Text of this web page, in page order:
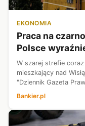
EKONOMIA
Praca na
Polsce
W szarej strefie
mieszkający nad
"Dziennik Gazeta
których inspektorzy
nielegalnie
Bankier.pl